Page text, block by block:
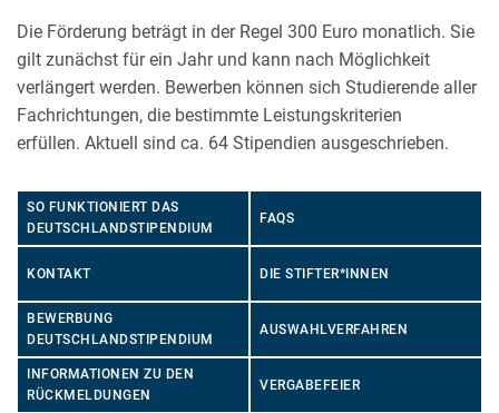
Die Förderung beträgt in der Regel 300 Euro monatlich. Sie
gilt zunächst für ein Jahr und kann nach Möglichkeit
verlängert werden. Bewerben können sich Studierende aller
Fachrichtungen, die bestimmte Leistungskriterien
erfüllen. Aktuell sind ca. 64 Stipendien ausgeschrieben.
SO FUNKTIONIERT DAS
DEUTSCHLANDSTIPENDIUM
FAQS
KONTAKT DIE STIFTER*INNEN
BEWERBUNG
DEUTSCHLANDSTIPENDIUM
AUSWAHLVERFAHREN
INFORMATIONEN ZU DEN
RÜCKMELDUNGEN
VERGABEFEIER